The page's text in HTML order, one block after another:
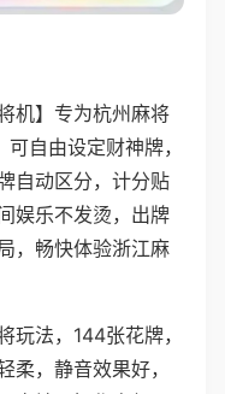
机】专为杭州麻将
自由设定财神牌，
自动区分，计分贴
娱乐不发烫，出牌
，畅快体验浙江麻
玩法，144张花牌，
柔，静音效果好，